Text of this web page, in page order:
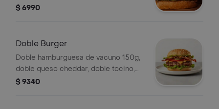
$ 6990
Doble Burger
Doble hamburguesa de vacuno 150g,
doble queso cheddar, doble tocino,
doble cebolla caramelizada, lechuga y
$ 9340